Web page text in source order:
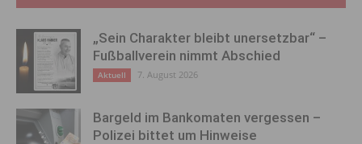
„Sein Charakter bleibt unersetzbar“ –
Fußballverein nimmt Abschied
Aktuell 7. August 2026
Bargeld im Bankomaten vergessen –
Polizei bittet um Hinweise